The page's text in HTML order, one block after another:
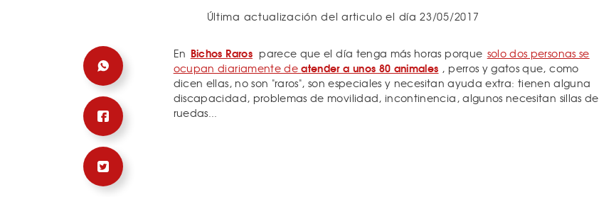
Última actualización del articulo el día 23/05/2017
En Bichos Raros parece que el día tenga más horas porque solo dos personas se
ocupan diariamente deatender a unos 80 animales , perros y gatos que, como
dicen ellas, no son "raros", son especiales y necesitan ayuda extra: tienen alguna
discapacidad, problemas de movilidad, incontinencia, algunos necesitan sillas de
ruedas...